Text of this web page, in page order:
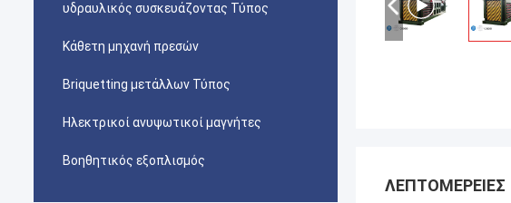
υδραυλικός συσκευάζοντας Τύπος
Κάθετη μηχανή πρεσών
Briquetting μετάλλων Τύπος
Ηλεκτρικοί ανυψωτικοί μαγνήτες
Βοηθητικός εξοπλισμός
ΛΕΠΤΟΜΈΡΕΙΕΣ